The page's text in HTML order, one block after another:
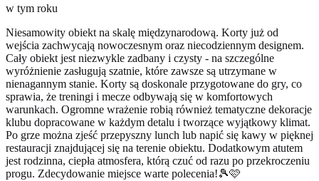
w tym roku
Niesamowity obiekt na skalę międzynarodową. Korty już od
wejścia zachwycają nowoczesnym oraz niecodziennym designem.
Cały obiekt jest niezwykle zadbany i czysty - na szczególne
wyróżnienie zasługują szatnie, które zawsze są utrzymane w
nienagannym stanie. Korty są doskonale przygotowane do gry, co
sprawia, że treningi i mecze odbywają się w komfortowych
warunkach. Ogromne wrażenie robią również tematyczne dekoracje
klubu dopracowane w każdym detalu i tworzące wyjątkowy klimat.
Po grze można zjeść przepyszny lunch lub napić się kawy w pięknej
restauracji znajdującej się na terenie obiektu. Dodatkowym atutem
jest rodzinna, ciepła atmosfera, którą czuć od razu po przekroczeniu
progu. Zdecydowanie miejsce warte polecenia!🎾🩷